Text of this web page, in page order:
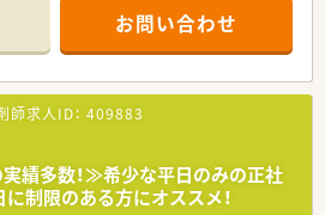
ベントへも積極参加！
存在となるよう日々活動されています♪
給！
以下を目指して取り組んでおり、メリハ
オススメの環境です♪
活躍されており、
のライフイベントに最大限の配慮を行って
ランがあり、集合研修だけでなく任意で受
く用意されています
員、社外で活躍する従業員、将来経営幹部
剤師として様々な活躍ができるフィールド
師（土日休み・19時までの勤務）どちらか
す
く「医療モール・クリニック併設店舗」「敷
特化型店舗」など様々な店舗を運営してい
お問い合わせ
師求人ID： 409883
実績多数！≫希少な平日のみの正社
制限のある方にオススメ！